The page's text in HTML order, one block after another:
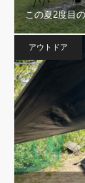
この夏2度目
アウトドア